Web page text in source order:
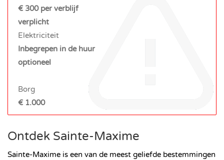
€ 300 per verblijf
verplicht
Elektriciteit
Inbegrepen in de huur
optioneel
Borg
€ 1.000
Ontdek Sainte-Maxime
Sainte-Maxime is een van de meest geliefde bestemmingen